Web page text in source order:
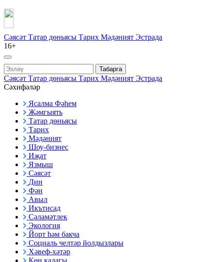
Сәясәт Татар дөньясы Тарих Мәдәният Эстрада
16+
Табарга
Сәясәт Татар дөньясы Тарих Мәдәният Эстрада
Сәхифәләр
Ясалма Фәһем
Җәмгыять
Татар дөньясы
Тарих
Мәдәният
Шоу-бизнес
Иҗат
Язмыш
Сәясәт
Дин
Фән
Авыл
Икътисад
Сәламәтлек
Экология
Йорт һәм бакча
Социаль челтәр йолдызлары
Хәвеф-хәтәр
Көн кадагы